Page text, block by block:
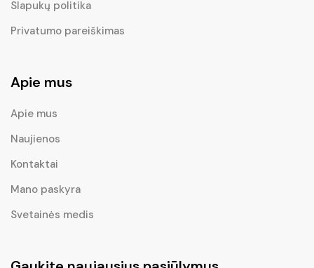
Slapukų politika
Privatumo pareiškimas
Apie mus
Apie mus
Naujienos
Kontaktai
Mano paskyra
Svetainės medis